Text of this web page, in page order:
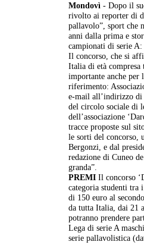
Mondovì - Dopo il
rivolto ai reporter di
pallavolo”, sport che
anni dalla prima e
campionati di serie
Il concorso, che si
Italia di età compresa
importante anche per
riferimento:
e-mail all’indirizzo di
del circolo sociale di
dell’associazione
tracce proposte sul
le sorti del concorso,
Bergonzi, e dal
redazione di Cuneo
granda”.
PREMI Il concorso
categoria studenti tra
di 150 euro al
da tutta Italia, dai 21
potranno prendere
Lega di serie A
serie pallavolistica